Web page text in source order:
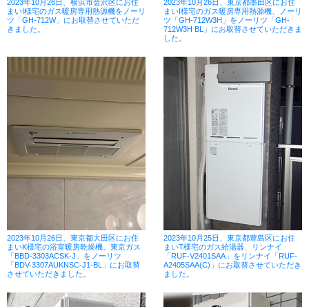
2023年10月26日、横浜市金沢区にお住
まいI様宅のガス暖房専用熱源機をノーリ
ツ「GH-712W」にお取替させていただ
きました。
2023年10月26日、東京都墨田区にお住
まいI様宅のガス暖房専用熱源機、ノーリ
ツ「GH-712W3H」をノーリツ「GH-
712W3H BL」にお取替させていただきま
した。
2023年10月26日、東京都大田区にお住
まいK様宅の浴室暖房乾燥機、東京ガス
「BBD-3303ACSK-J」をノーリツ
「BDV-3307AUKNSC-J1-BL」にお取替
させていただきました。
2023年10月25日、東京都豊島区にお住
まいT様宅のガス給湯器、リンナイ
「RUF-V2401SAA」をリンナイ「RUF-
A2405SAA(C)」にお取替させていただき
ました。